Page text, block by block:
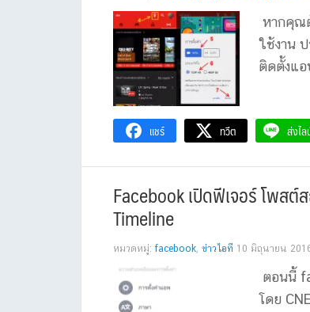
หากคุณ
ใช้งาน
ติดตั้งแ
แชร์ ทวีต ส่งไ
Facebook เปิดฟีเจอร์ โพสต์
Timeline
หมวดหมู่:facebook, ข่าวไอที 10 มิถุนายน
ตอนนี้
โดย